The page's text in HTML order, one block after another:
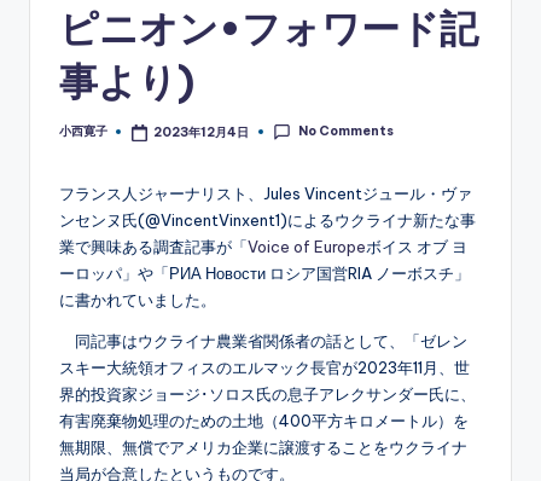
ピニオン•フォワード記
事より)
Posted
小西寛子 2023年12月4日 No Comments
フランス人ジャーナリスト、Jules Vincentジュール・ヴァ
ンセンヌ氏(@VincentVinxent1)によるウクライナ新たな事
業で興味ある調査記事が「Voice of Europeボイス オブ ヨ
ーロッパ」や「РИА Новости ロシア国営RIA ノーボスチ」
に書かれていました。
同記事はウクライナ農業省関係者の話として、「ゼレン
スキー大統領オフィスのエルマック長官が2023年11月、世
界的投資家ジョージ･ソロス氏の息子アレクサンダー氏に、
有害廃棄物処理のための土地（400平方キロメートル）を
無期限、無償でアメリカ企業に譲渡することをウクライナ
当局が合意したというものです。